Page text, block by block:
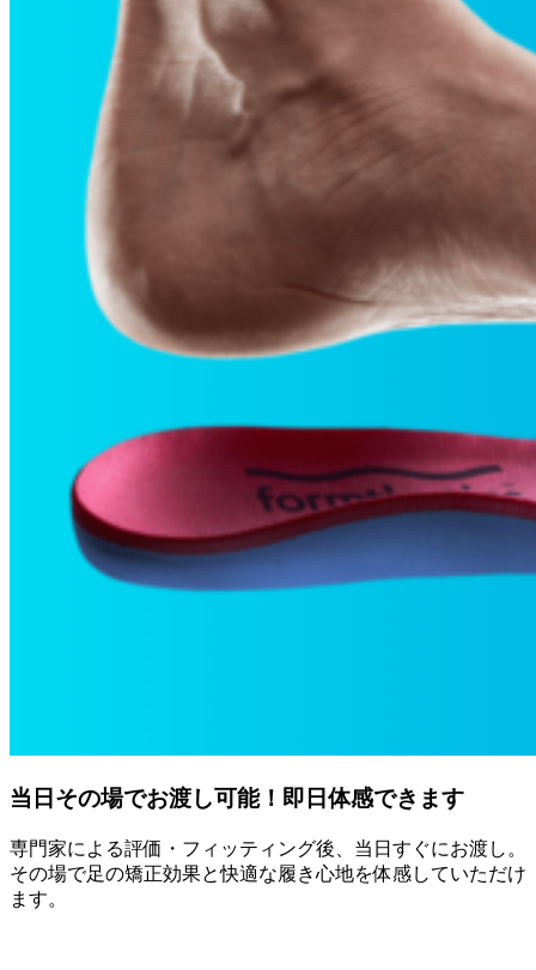
当日その場でお渡し可能！即日体感できます
専門家による評価・フィッティング後、当日すぐにお渡し。
その場で足の矯正効果と快適な履き心地を体感していただけ
ます。